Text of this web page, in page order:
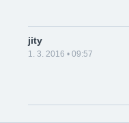
jity
1. 3. 2016 • 09:57